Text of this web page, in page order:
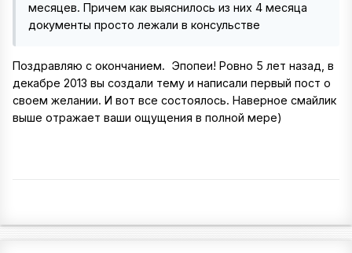
месяцев. Причем как выяснилось из них 4 месяца
документы просто лежали в консульстве
Поздравляю с окончанием. Эпопеи! Ровно 5 лет назад, в
декабре 2013 вы создали тему и написали первый пост о
своем желании. И вот все состоялось. Наверное смайлик
выше отражает ваши ощущения в полной мере)